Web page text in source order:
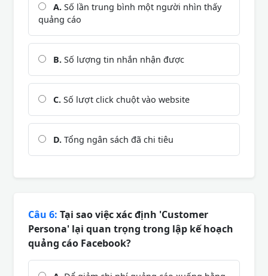
A. Số lần trung bình một người nhìn thấy
quảng cáo
B. Số lượng tin nhắn nhận được
C. Số lượt click chuột vào website
D. Tổng ngân sách đã chi tiêu
Câu 6: Tại sao việc xác định 'Customer
Persona' lại quan trọng trong lập kế hoạch
quảng cáo Facebook?